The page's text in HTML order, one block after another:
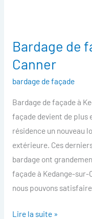
Bardage de
Canner
bardage de façade
Bardage de façade à
façade devient de plus
résidence un nouveau
extérieure. Ces
bardage ont
façade à Kedange-sur-
nous pouvons
Bardage
de
facade
Kedange-
sur-
Canner
Lire la suite »